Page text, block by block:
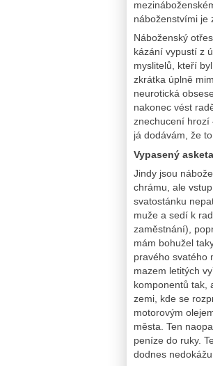
náboženstvími je
Náboženský
kázání vypustí z
myslitelů, kteří
zkrátka úplně
neurotická
nakonec vést
znechucení hrozí
já dodávám, že
Vypasený
Jindy jsou
chrámu, ale
svatostánku
muže a sedí k
zaměstnání),
mám bohužel
pravého svatého
mazem letitých
komponentů tak,
zemi, kde se
motorovým
města. Ten
peníze do ruky.
dodnes nedokážu